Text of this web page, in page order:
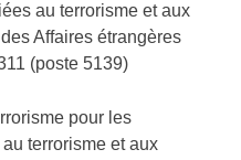
au terrorisme et aux
Affaires étrangères
(poste 5139)
pour les
terrorisme et aux